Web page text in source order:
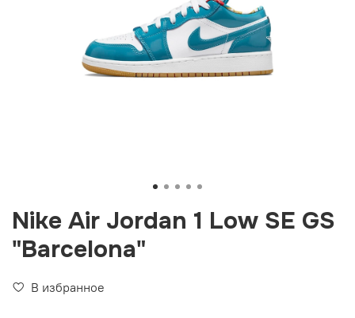
Nike Air Jordan 1 Low SE GS
"Barcelona"
В избранное